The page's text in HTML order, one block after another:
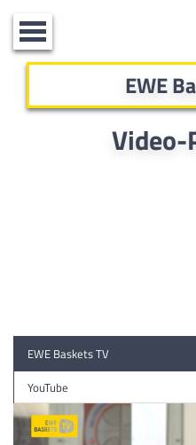
Toggle
navigation
EWE
EWE Baskets TV
YouTube